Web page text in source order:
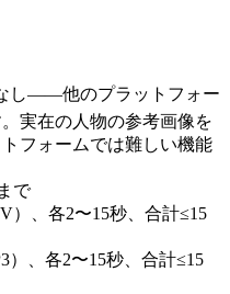
し——他のプラットフォー
実在の人物の参考画像を
フォームでは難しい機能
で
）、各2〜15秒、合計≤15
）、各2〜15秒、合計≤15